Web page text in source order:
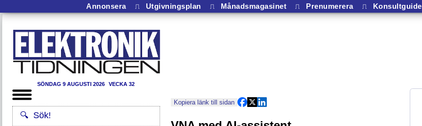
Annonsera ⎍ Utgivningsplan ⎍ Månadsmagasinet ⎍ Prenumerera ⎍ Konsultguide
SÖNDAG 9 AUGUSTI 2026 VECKA 32
Kopiera länk till sidan